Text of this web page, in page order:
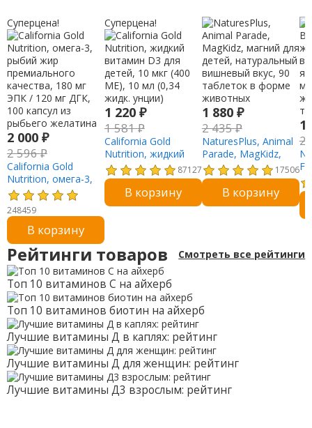
Суперцена!
2 000 ₽
2 596₽
California Gold
Nutrition, омега-3,
рыбий жир
премиального
качества, 180 мг
ЭПК / 120 мг ДГК,
100 капсул из
рыбьего желатина
248459
В корзину
Суперцена!
1 220 ₽
1 581₽
California Gold
Nutrition, жидкий
витамин D3 для
детей, 10 мкг (400
МЕ), 10 мл (0,34
жидк. унции)
87127
В корзину
1 880 ₽
2 435₽
NaturesPlus, Animal
Parade, MagKidz,
магний для детей,
натуральный
вишневый вкус, 90
таблеток в форме
17506
В корзину
1
2
Рейтинги товаров Смотреть все рейтинги
Топ 10 витаминов С на айхерб
Топ 10 витаминов биотин на айхерб
Лучшие витамины Д в каплях: рейтинг
Лучшие витамины Д для женщин: рейтинг
Лучшие витамины Д3 взрослым: рейтинг